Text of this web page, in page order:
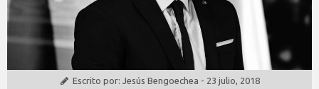
Escrito por: Jesús Bengoechea - 23 julio, 2018